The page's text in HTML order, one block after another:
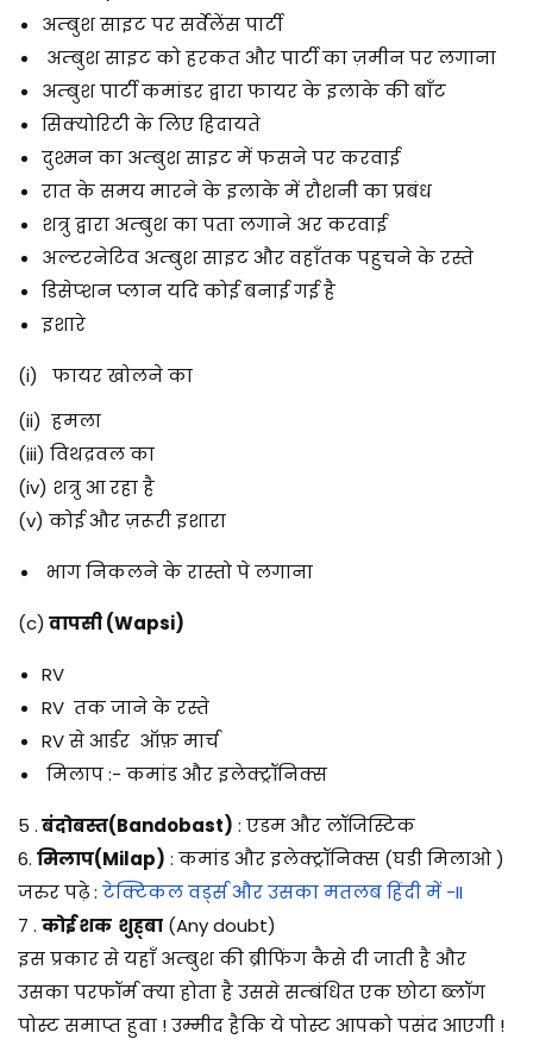
अम्बुश साइट पर सर्वेलेंस पार्टी
अम्बुश साइट को हरकत और पार्टी का ज़मीन पर लगाना
अम्बुश पार्टी कमांडर द्वारा फायर के इलाके की बाँट
सिक्योरिटी के लिए हिदायते
दुश्मन का अम्बुश साइट में फसने पर करवाई
रात के समय मारने के इलाके में रौशनी का प्रबंध
शत्रु द्वारा अम्बुश का पता लगाने अर करवाई
अल्टरनेटिव अम्बुश साइट और वहाँतक पहुचने के रस्ते
डिसेप्शन प्लान यदि कोई बनाई गई है
इशारे
(i) फायर खोलने का
(ii) हमला
(iii) विथद्रवल का
(iv) शत्रु आ रहा है
(v) कोई और ज़रूरी इशारा
भाग निकलने के रास्तो पे लगाना
(c) वापसी (Wapsi)
RV
RV तक जाने के रस्ते
RV से आर्डर ऑफ़ मार्च
मिलाप :- कमांड और इलेक्ट्रॉनिक्स
5 .बंदोबस्त(Bandobast) : एडम और लॉजिस्टिक
6. मिलाप(Milap) : कमांड और इलेक्ट्रॉनिक्स (घडी मिलाओ )
जरुर पढ़े : टेक्टिकल वर्ड्स और उसका मतलब हिंदी में -II
7 . कोई शक शुह्बा (Any doubt)
इस प्रकार से यहाँ अम्बुश की ब्रीफिंग कैसे दी जाती है और
उसका परफॉर्म क्या होता है उससे सम्बंधित एक छोटा ब्लॉग
पोस्ट समाप्त हुवा ! उम्मीद हैकि ये पोस्ट आपको पसंद आएगी !